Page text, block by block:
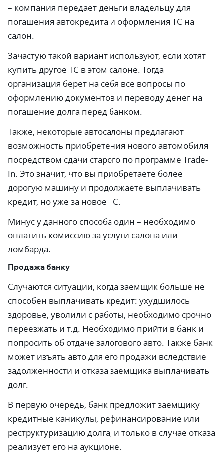
– компания передает деньги владельцу для
погашения автокредита и оформления ТС на
салон.
Зачастую такой вариант используют, если хотят
купить другое ТС в этом салоне. Тогда
организация берет на себя все вопросы по
оформлению документов и переводу денег на
погашение долга перед банком.
Также, некоторые автосалоны предлагают
возможность приобретения нового автомобиля
посредством сдачи старого по программе Trade-
In. Это значит, что вы приобретаете более
дорогую машину и продолжаете выплачивать
кредит, но уже за новое ТС.
Минус у данного способа один – необходимо
оплатить комиссию за услуги салона или
ломбарда.
Продажа банку
Случаются ситуации, когда заемщик больше не
способен выплачивать кредит: ухудшилось
здоровье, уволили с работы, необходимо срочно
переезжать и т.д. Необходимо прийти в банк и
попросить об отдаче залогового авто. Также банк
может изъять авто для его продажи вследствие
задолженности и отказа заемщика выплачивать
долг.
В первую очередь, банк предложит заемщику
кредитные каникулы, рефинансирование или
реструктуризацию долга, и только в случае отказа
реализует его на аукционе.